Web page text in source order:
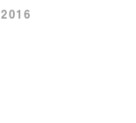
2016